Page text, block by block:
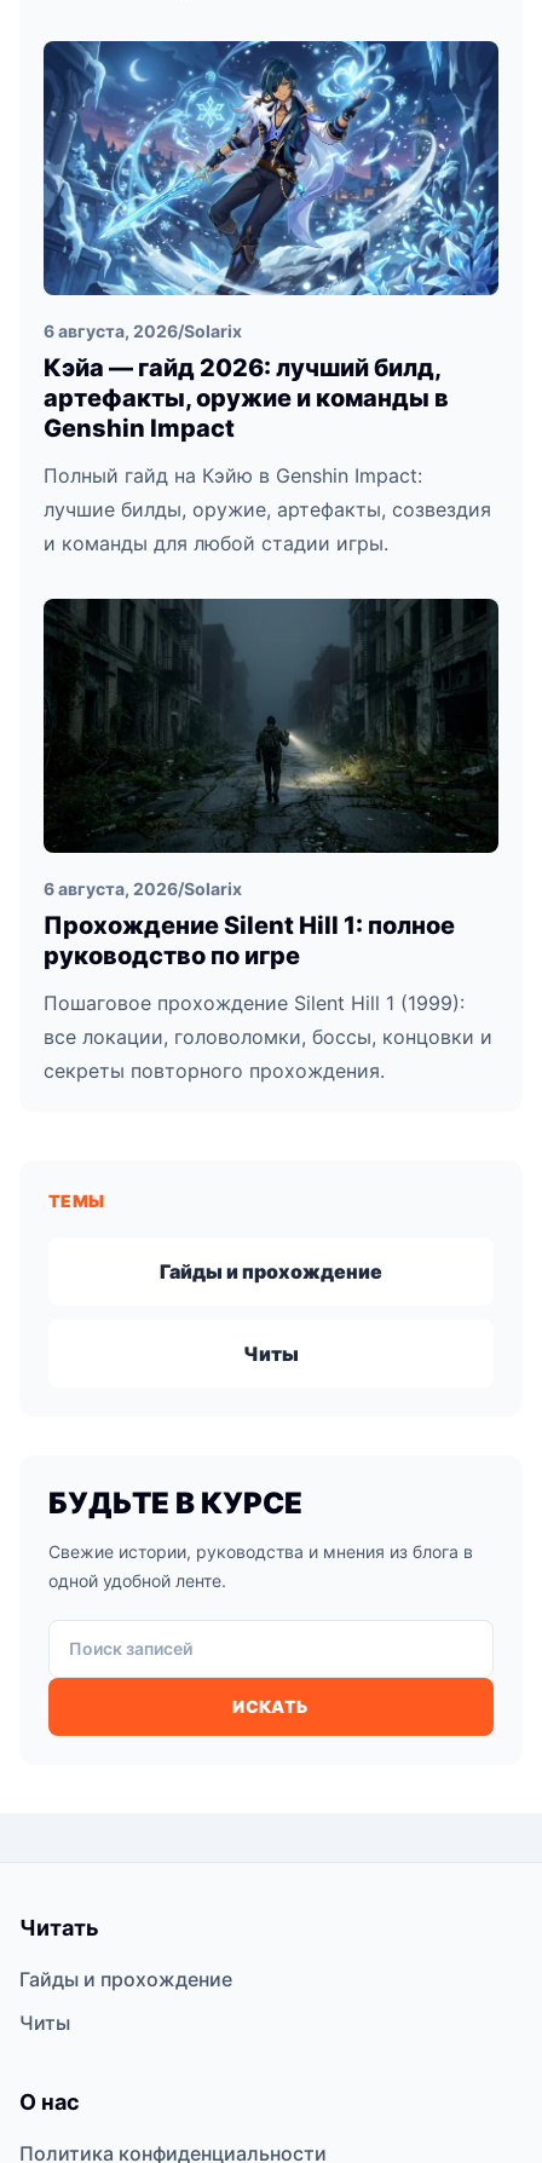
6 августа, 2026/Solarix
Кэйа — гайд 2026: лучший билд,
артефакты, оружие и команды в
Genshin Impact
Полный гайд на Кэйю в Genshin Impact:
лучшие билды, оружие, артефакты, созвездия
и команды для любой стадии игры.
6 августа, 2026/Solarix
Прохождение Silent Hill 1: полное
руководство по игре
Пошаговое прохождение Silent Hill 1 (1999):
все локации, головоломки, боссы, концовки и
секреты повторного прохождения.
ТЕМЫ
Гайды и прохождение
Читы
БУДЬТЕ В КУРСЕ
Свежие истории, руководства и мнения из блога в
одной удобной ленте.
Поиск записей
ИСКАТЬ
Читать
Гайды и прохождение
Читы
О нас
Политика конфиденциальности